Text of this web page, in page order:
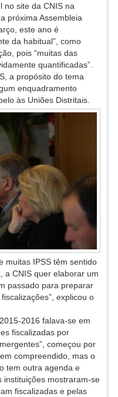
no site da CNIS na
próxima Assembleia
este ano é
da habitual”, como
pois “muitas das
quantificadas”.
a propósito do tema
enquadramento
às Uniões Distritais.
muitas IPSS têm sentido
a CNIS quer elaborar um
passado para preparar
explicou o
2016 falava-se em
fiscalizadas por
começou por
compreendido, mas o
tem outra agenda e
instituições mostraram-se
fiscalizadas e pelas